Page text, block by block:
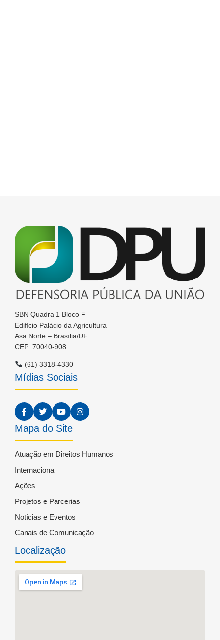
SBN Quadra 1 Bloco F
Edifício Palácio da Agricultura
Asa Norte – Brasília/DF
CEP: 70040-908
(61) 3318-4330
Mídias Sociais
Mapa do Site
Atuação em Direitos Humanos
Internacional
Ações
Projetos e Parcerias
Notícias e Eventos
Canais de Comunicação
Localização